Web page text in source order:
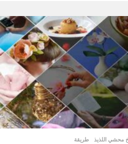
محشي اللذيذ ,
طريقة